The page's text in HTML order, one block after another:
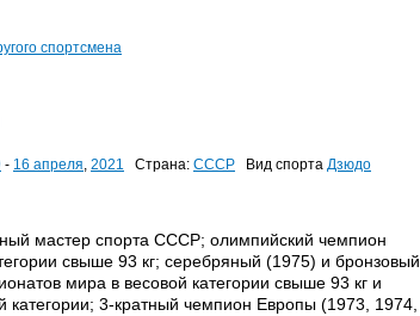
спортсмена
- 16 апреля, 2021 Страна: СССР Вид спорта Дзюдо
мастер спорта СССР; олимпийский чемпион
свыше 93 кг; серебряный (1975) и бронзовый
мира в весовой категории свыше 93 кг и
категории; 3-кратный чемпион Европы (1973, 1974,